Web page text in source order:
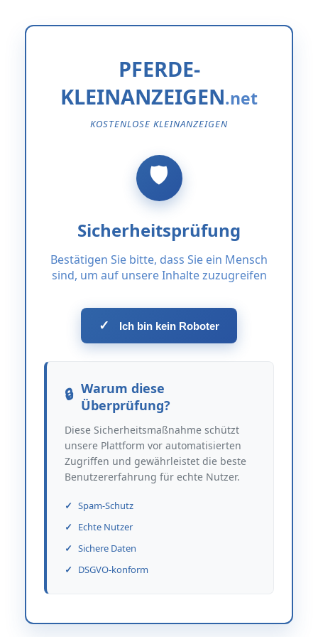
PFERDE-
KLEINANZEIGEN
KOSTENLOSE KLEINANZEIGEN
Sicherheitsprüfung
Bestätigen Sie bitte, dass Sie ein Mensch
sind, um auf unsere Inhalte zuzugreifen
✓ Ich bin kein Roboter
Warum diese
Überprüfung?
Diese Sicherheitsmaßnahme schützt
unsere Plattform vor automatisierten
Zugriffen und gewährleistet die beste
Benutzererfahrung für echte Nutzer.
Spam-Schutz
Echte Nutzer
Sichere Daten
DSGVO-konform